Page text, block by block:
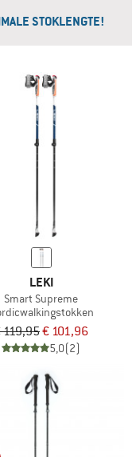
STOKLENGTE!
LEKI
Smart Supreme
119,95€ 101,96
5,0(2)